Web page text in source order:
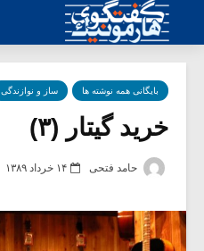
بایگانی همه نوشته ها ساز و نوازندگی
خرید گیتار (۳)
حامد فتحی ۱۴ خرداد ۱۳۸۹